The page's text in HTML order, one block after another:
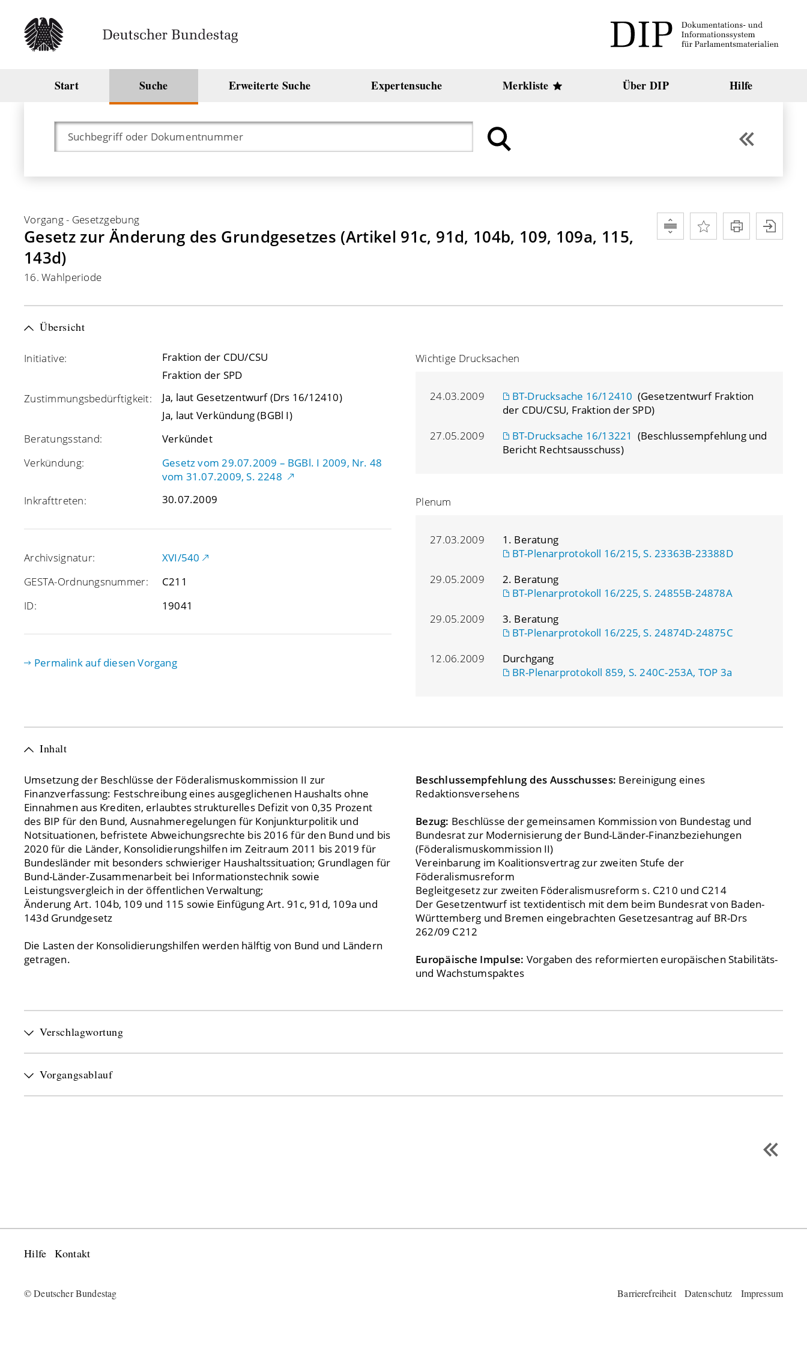
Start Suche Erweiterte Suche Expertensuche Merkliste Über DIP Hilfe
Vorgang- Gesetzgebung
Gesetz zur Änderung des Grundgesetzes (Artikel 91c, 91d, 104b, 109, 109a, 115,
143d)
16. Wahlperiode
Übersicht
Initiative:
Fraktion der CDU/CSU
Fraktion der SPD
Zustimmungsbedürftigkeit:
Ja, laut Gesetzentwurf (Drs 16/12410)
Ja, laut Verkündung (BGBl I)
Beratungsstand:
Verkündet
Verkündung:
Gesetz vom 29.07.2009 – BGBl. I 2009, Nr. 48
vom 31.07.2009, S. 2248
Inkrafttreten:
30.07.2009
Archivsignatur:
XVI/540
GESTA-Ordnungsnummer:
C211
ID:
19041
Permalink auf diesen Vorgang
Wichtige Drucksachen
24.03.2009 BT-Drucksache 16/12410 (Gesetzentwurf Fraktion
der CDU/CSU, Fraktion der SPD)
27.05.2009
BT-Drucksache 16/13221 (Beschlussempfehlung und
Bericht Rechtsausschuss)
Plenum
27.03.2009
1. Beratung
BT-Plenarprotokoll 16/215, S. 23363B-23388D
29.05.2009
2. Beratung
BT-Plenarprotokoll 16/225, S. 24855B-24878A
29.05.2009
3. Beratung
BT-Plenarprotokoll 16/225, S. 24874D-24875C
12.06.2009
Durchgang
BR-Plenarprotokoll 859, S. 240C-253A, TOP 3a
Inhalt
Umsetzung der Beschlüsse der Föderalismuskommission II zur
Finanzverfassung: Festschreibung eines ausgeglichenen Haushalts ohne
Einnahmen aus Krediten, erlaubtes strukturelles Defizit von 0,35 Prozent
des BIP für den Bund, Ausnahmeregelungen für Konjunkturpolitik und
Notsituationen, befristete Abweichungsrechte bis 2016 für den Bund und bis
2020 für die Länder, Konsolidierungshilfen im Zeitraum 2011 bis 2019 für
Bundesländer mit besonders schwieriger Haushaltssituation; Grundlagen für
Bund-Länder-Zusammenarbeit bei Informationstechnik sowie
Leistungsvergleich in der öffentlichen Verwaltung;
Änderung Art. 104b, 109 und 115 sowie Einfügung Art. 91c, 91d, 109a und
143d Grundgesetz
Die Lasten der Konsolidierungshilfen werden hälftig von Bund und Ländern
getragen.
Beschlussempfehlung des Ausschusses: Bereinigung eines
Redaktionsversehens
Bezug: Beschlüsse der gemeinsamen Kommission von Bundestag und
Bundesrat zur Modernisierung der Bund-Länder-Finanzbeziehungen
(Föderalismuskommission II)
Vereinbarung im Koalitionsvertrag zur zweiten Stufe der
Föderalismusreform
Begleitgesetz zur zweiten Föderalismusreform s. C210 und C214
Der Gesetzentwurf ist textidentisch mit dem beim Bundesrat von Baden-
Württemberg und Bremen eingebrachten Gesetzesantrag auf BR-Drs
262/09 C212
Europäische Impulse: Vorgaben des reformierten europäischen Stabilitäts-
und Wachstumspaktes
Verschlagwortung
Vorgangsablauf
Hilfe Kontakt
© Deutscher Bundestag Barrierefreiheit Datenschutz Impressum